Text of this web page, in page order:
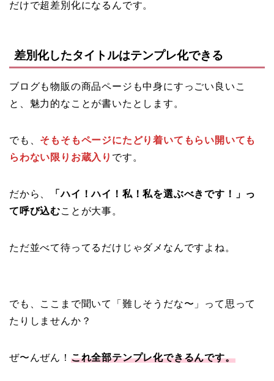
だけで超差別化になるんです。
差別化したタイトルはテンプレ化できる
ブログも物販の商品ページも中身にすっごい良いこ
と、魅力的なことが書いたとします。
でも、 そもそもページにたどり着いてもらい開いても
らわない限りお蔵入り です。
だから、
「ハイ！ハイ！私！私を選ぶべきです！」っ
て呼び込むことが大事。
ただ並べて待ってるだけじゃダメなんですよね。
でも、ここまで聞いて「難しそうだな〜」って思って
たりしませんか？
ぜ〜んぜん！ これ全部テンプレ化できるんです。